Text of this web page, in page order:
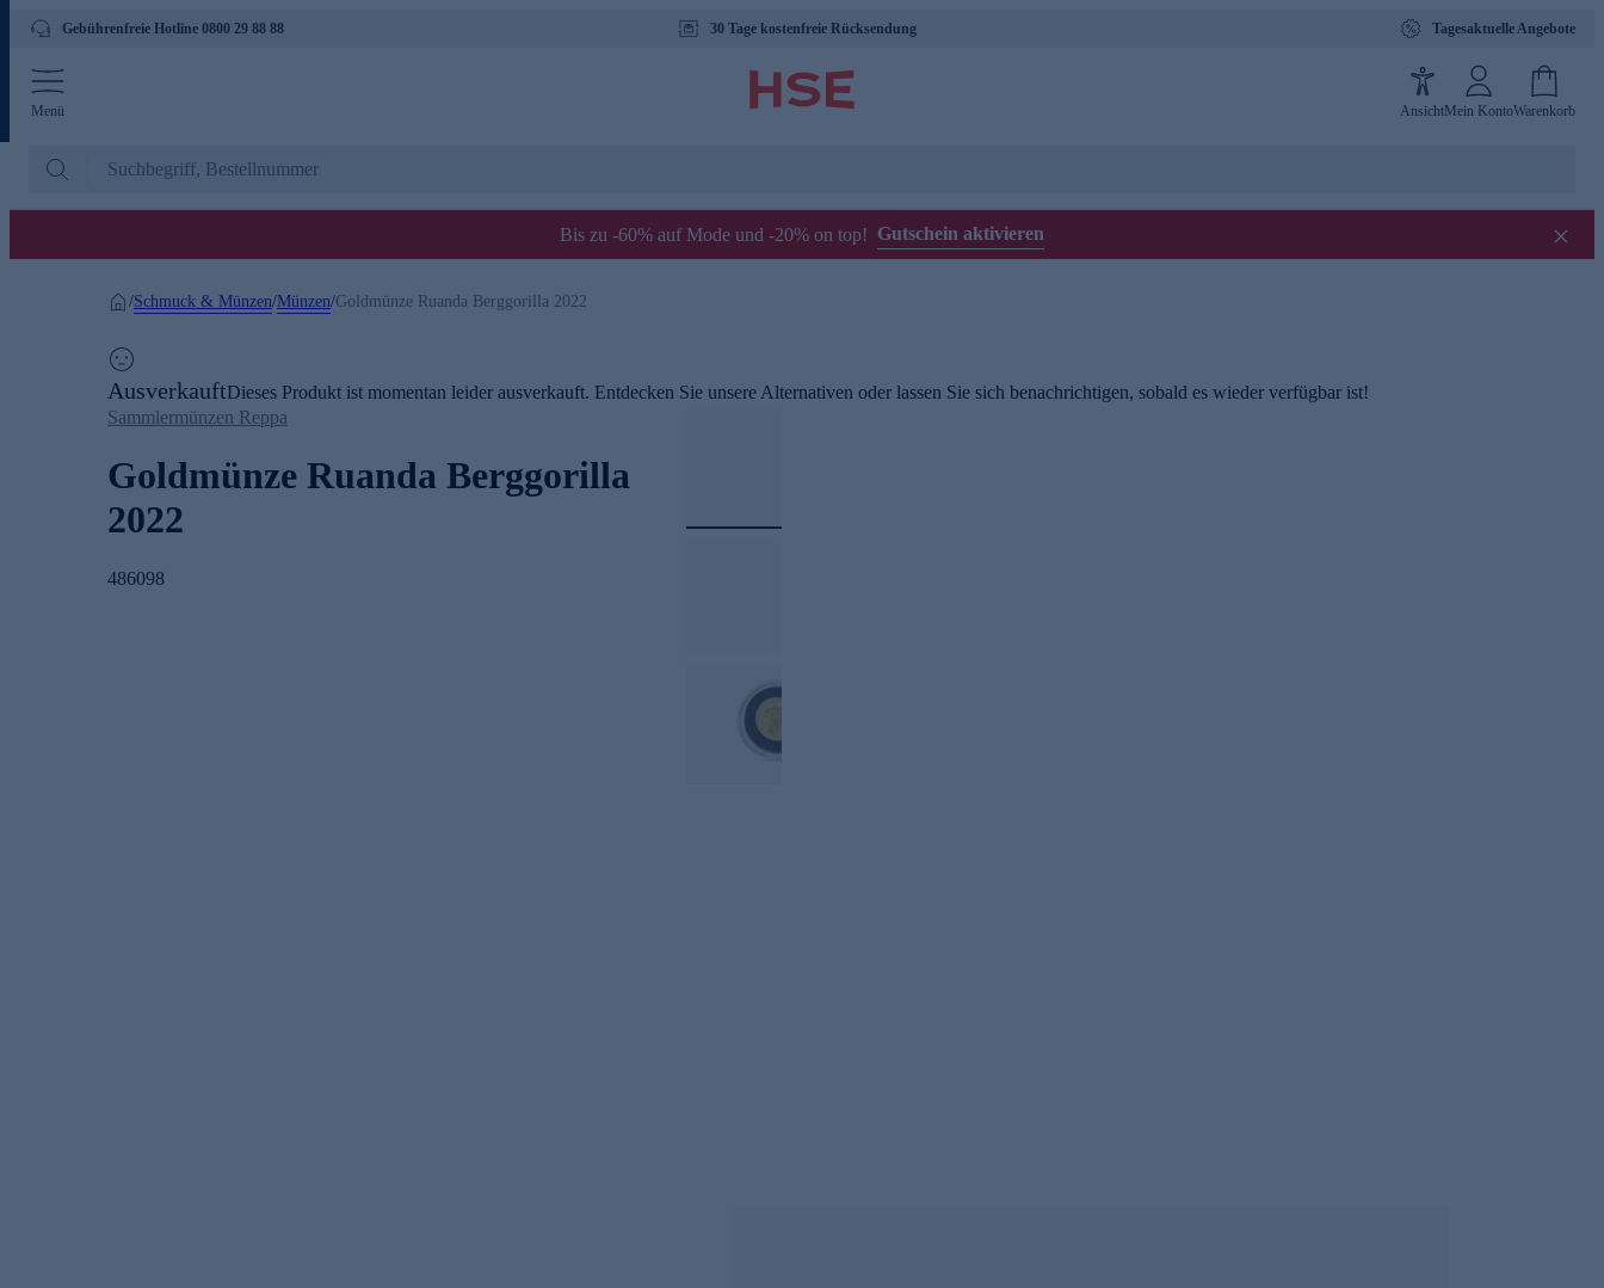
Gebührenfreie Hotline 0800 29 88 88 30 Tage kostenfreie Rücksendung Tagesaktuelle Angebote
Menü AnsichtMein KontoWarenkorb
Bis zu -60% auf Mode und -20% on top! Gutschein aktivieren
/Schmuck & Münzen/Münzen/Goldmünze Ruanda Berggorilla 2022
AusverkauftDieses Produkt ist momentan leider ausverkauft. Entdecken Sie unsere Alternativen oder lassen Sie sich benachrichtigen, sobald es wieder verfügbar ist!
Sammlermünzen Reppa
Goldmünze Ruanda Berggorilla
2022
486098